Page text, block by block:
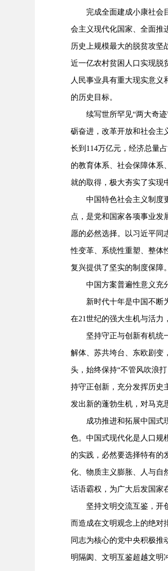
完成全面建成小康社会目
会主义现代化国家、全面推
历史上规模最大的脱贫攻坚
近一亿农村贫困人口实现脱
人民事业具有重大现实意义
的历史目标。
续写世所罕见“两大奇迹”
砺奋进，改革开放和社会主
长到114万亿元，经济总量
的教育体系、社会保障体系
就的取得，极大夯实了实现
中国特色社会主义制度更
点，是党和国家各项事业发
愿的必然选择。以习近平同
性变革、系统性重塑、整体
复兴提供了坚实的制度保障。
中国方案普遍性意义充
新时代十年是中国不断为
在21世纪的强大生机与活力
坚持守正与创新有机统一
解体、苏共垮台、东欧剧变
头，始终保持“不管风吹浪
持守正创新，充分发挥历史
发出新的蓬勃生机，对马克
成功推进和拓展中国式现
色。中国式现代化是人口规
的实践，必然要选择特有的
化、物质主义膨胀、人与自
话语霸权，为广大后发国家
坚持文明交流互鉴，开创
而造成在文明观念上的绝对
同志为核心的党中央积极推
明隔阂、文明互鉴超越文明